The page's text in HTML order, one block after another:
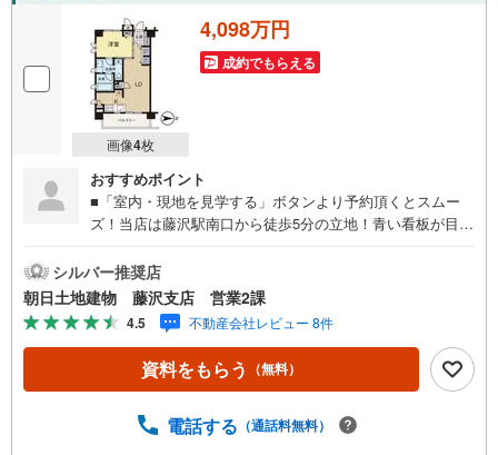
画像4枚
4,098万円
成約でもらえる
おすすめポイント
■「室内・現地を見学する」ボタンより予約頂くとスムー
ズ！当店は藤沢駅南口から徒歩5分の立地！青い看板が目印
ナーなど、お子様にも退屈せずにお過ごし頂けます。■ テ
レワークで作業効率のUP化オウチ時間で人生を豊かにする
ためにONとOFFを切り替えて、家族との時間も増えて幸せ
マイホームを！■ 住宅ローンのご相談承ります。■住まい選
びはフィーリングも大切です。現地の空気や雰囲気を感じ
てみましょう。営業スタッフまでお問合せくださいませ。■
ですが住まい選びはフィーリングも大切です。現地の空気
シルバー推奨店
朝日土地建物 藤沢支店 営業2課
4.5 不動産会社レビュー 8件
資料をもらう （無料）
電話する （通話料無料）